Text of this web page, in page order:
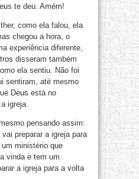
te deu. Amém!
como ela falou, ela
chegou a hora, o
experiência diferente,
disseram também
ela sentiu. Não foi
sentiram, até mesmo
Deus está no
igreja.
pensando assim:
preparar a igreja para
ministério que
vinda e tem um
a igreja para a volta